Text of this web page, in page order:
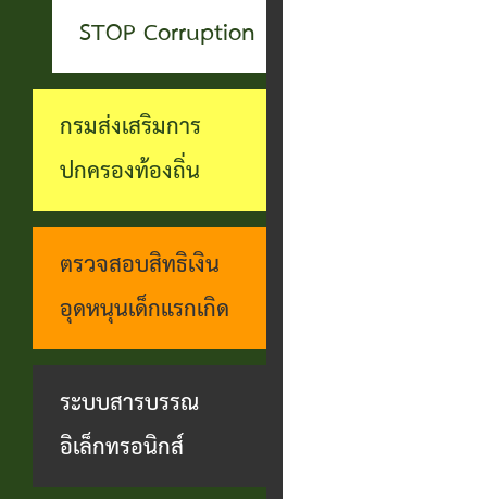
ชื่อ
เงิน
บัญชี
เบี้ย
ยังชีพ
ระบบงาน
บริการ
ประชาชน
แวดล้อม
กอง
การ
ศึกษา
การ
การตาม
การ
บริหาร
งาน
บุคคล
รับฟัง
ความ
คิดเห็น
แจ้ง
ข้อมูล
เบาะแส
การ
ทุจริต
STOP Corruption
กรมส่งเสริมการ
ปกครองท้องถิ่น
ตรวจสอบสิทธิเงิน
อุดหนุนเด็กแรกเกิด
ระบบสารบรรณ
อิเล็กทรอนิกส์